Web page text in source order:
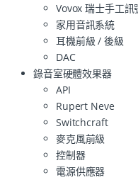
Vovox 瑞士手工訊
家用音訊系統
耳機前級 / 後級
DAC
錄音室硬體效果器
API
Rupert Neve
Switchcraft
麥克風前級
控制器
電源供應器